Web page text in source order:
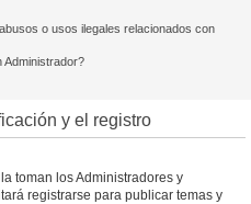
o usos ilegales relacionados con
Administrador?
y el registro
toman los Administradores y
registrarse para publicar temas y